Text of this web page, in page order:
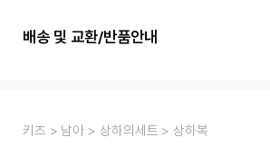
배송 및 교환/반품안내
키즈 남아 상하의세트 상하복